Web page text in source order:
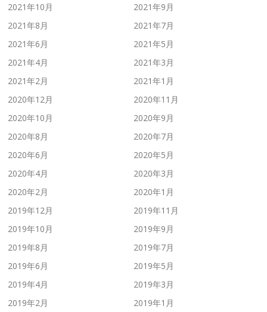
2021年10月
2021年9月
2021年8月
2021年7月
2021年6月
2021年5月
2021年4月
2021年3月
2021年2月
2021年1月
2020年12月
2020年11月
2020年10月
2020年9月
2020年8月
2020年7月
2020年6月
2020年5月
2020年4月
2020年3月
2020年2月
2020年1月
2019年12月
2019年11月
2019年10月
2019年9月
2019年8月
2019年7月
2019年6月
2019年5月
2019年4月
2019年3月
2019年2月
2019年1月